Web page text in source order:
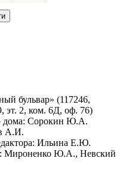
бульвар» (117246,
эт. 2, ком. 6Д, оф. 76)
дома: Сорокин Ю.А.
А.И.
Ильина Е.Ю.
Мироненко Ю.А., Невский